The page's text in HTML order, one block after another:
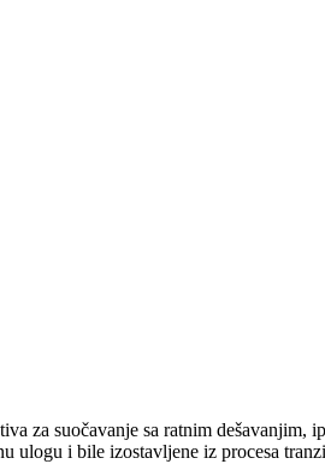
za suočavanje sa ratnim
i bile izostavljene iz procesa